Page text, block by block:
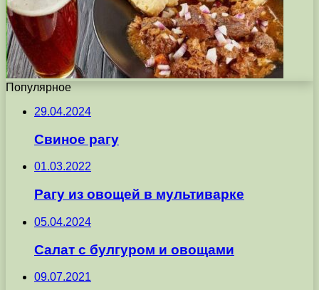
Популярное
29.04.2024
Свиное рагу
01.03.2022
Рагу из овощей в мультиварке
05.04.2024
Салат с булгуром и овощами
09.07.2021